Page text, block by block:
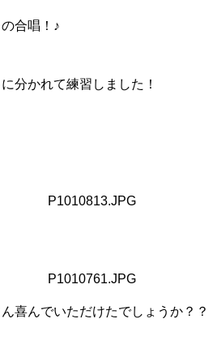
合唱！♪
分かれて練習しました！
喜んでいただけたでしょうか？？